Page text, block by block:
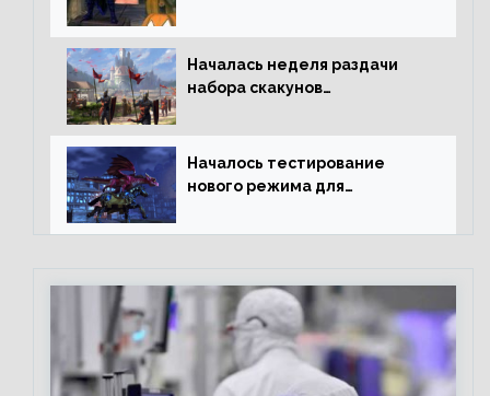
Началась неделя раздачи
набора скакунов
Началось тестирование
нового режима для
online